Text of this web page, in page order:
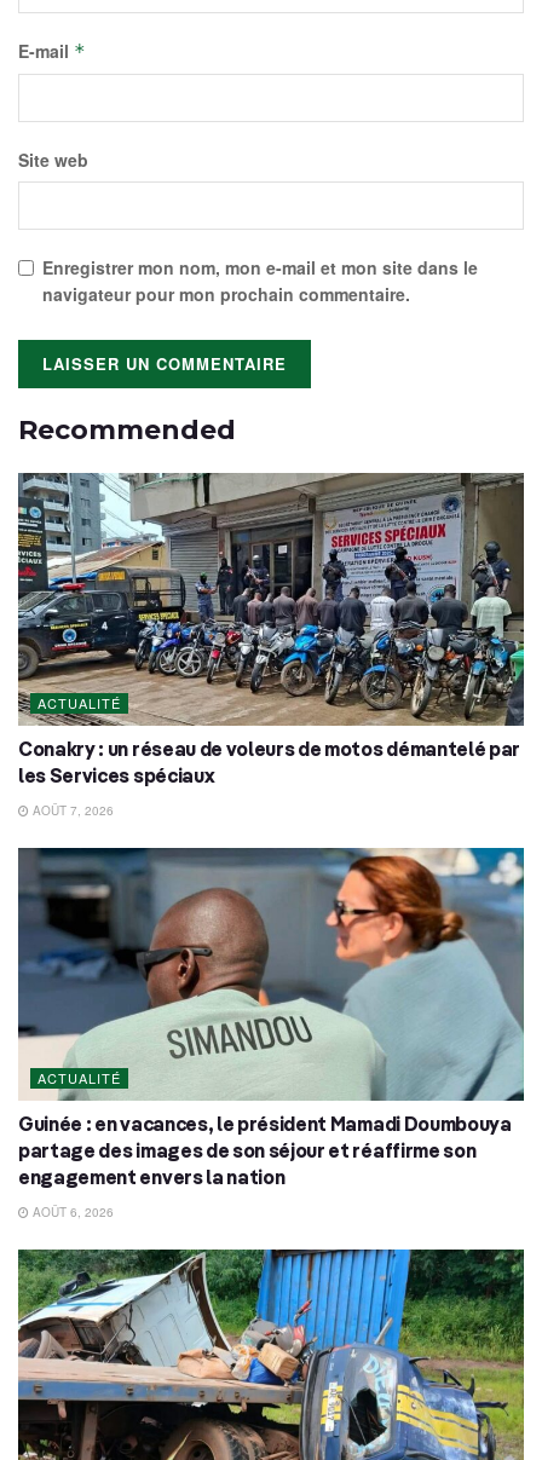
E-mail *
Site web
Enregistrer mon nom, mon e-mail et mon site dans le
navigateur pour mon prochain commentaire.
Recommended
ACTUALITÉ
Conakry : un réseau de voleurs de motos démantelé par
les Services spéciaux
AOÛT 7, 2026
ACTUALITÉ
Guinée : en vacances, le président Mamadi Doumbouya
partage des images de son séjour et réaffirme son
engagement envers la nation
AOÛT 6, 2026